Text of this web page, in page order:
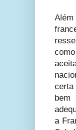
bem
a